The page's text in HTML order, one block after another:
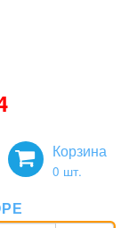
Корзина
0 шт.